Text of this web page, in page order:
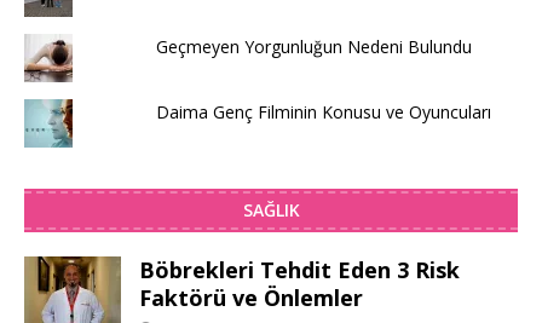
Geçmeyen Yorgunluğun Nedeni Bulundu
Daima Genç Filminin Konusu ve Oyuncuları
SAĞLIK
Böbrekleri Tehdit Eden 3 Risk
Faktörü ve Önlemler